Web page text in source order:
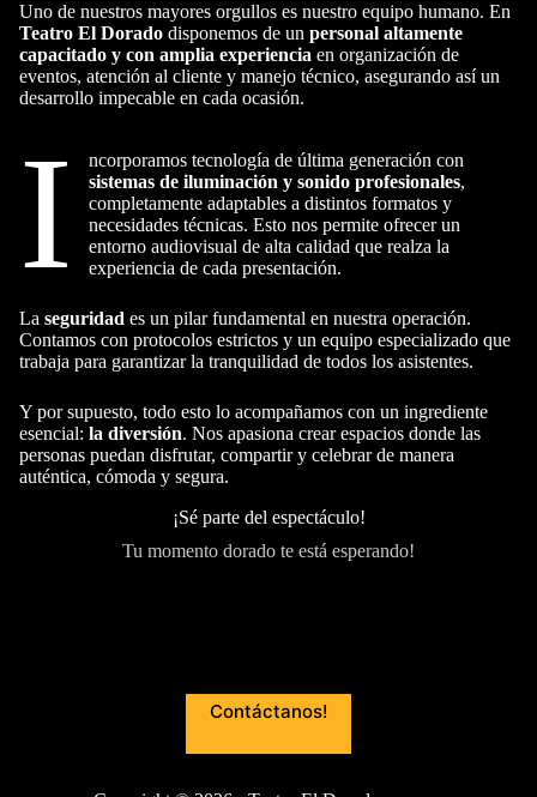
Uno de nuestros mayores orgullos es nuestro equipo humano. En
Teatro El Dorado disponemos de un personal altamente
capacitado y con amplia experiencia en organización de
eventos, atención al cliente y manejo técnico, asegurando así un
desarrollo impecable en cada ocasión.
I
ncorporamos tecnología de última generación con
sistemas de iluminación y sonido profesionales,
completamente adaptables a distintos formatos y
necesidades técnicas. Esto nos permite ofrecer un
entorno audiovisual de alta calidad que realza la
experiencia de cada presentación.
La seguridad es un pilar fundamental en nuestra operación.
Contamos con protocolos estrictos y un equipo especializado que
trabaja para garantizar la tranquilidad de todos los asistentes.
Y por supuesto, todo esto lo acompañamos con un ingrediente
esencial: la diversión. Nos apasiona crear espacios donde las
personas puedan disfrutar, compartir y celebrar de manera
auténtica, cómoda y segura.
¡Sé parte del espectáculo!
Tu momento dorado te está esperando!
Contáctanos!